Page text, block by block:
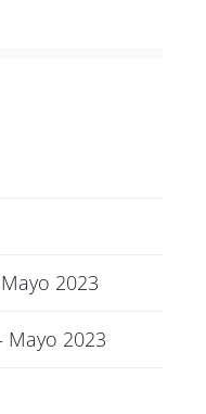
2023
Mayo 2023